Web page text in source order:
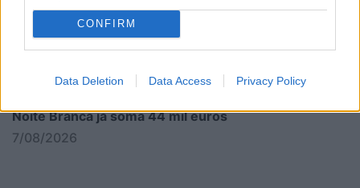
CONFIRM
Data Deletion Data Access Privacy Policy
Noite Branca já soma 44 mil euros
7/08/2026